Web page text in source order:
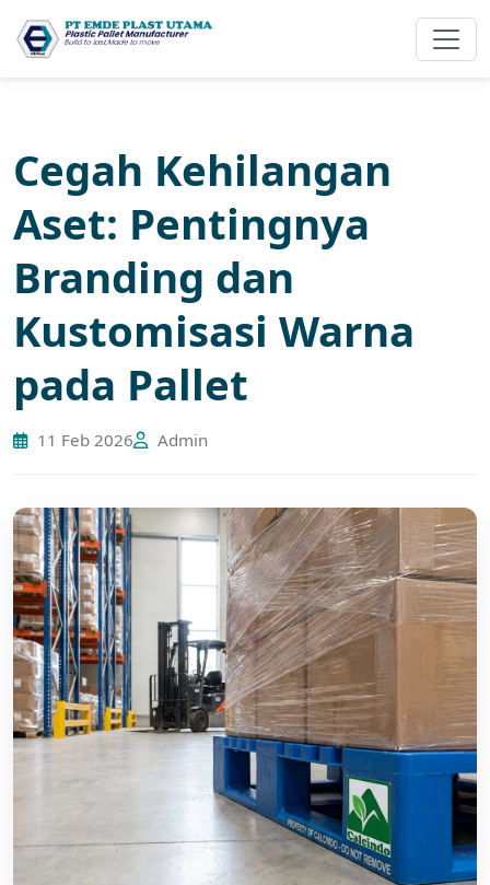
Cegah Kehilangan
Aset: Pentingnya
Branding dan
Kustomisasi Warna
pada Pallet
11 Feb 2026 Admin